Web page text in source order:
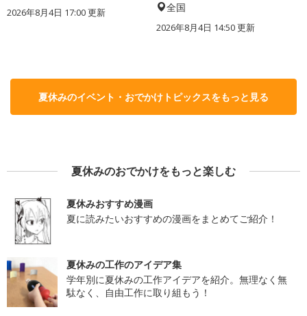
2026年8月4日 17:00更新 全国
2026年8月4日 14:50更新
夏休みのイベント・おでかけトピックスをもっと見る
夏休みのおでかけをもっと楽しむ
夏休みおすすめ漫画
夏に読みたいおすすめの漫画をまとめてご紹介！
夏休みの工作のアイデア集
学年別に夏休みの工作アイデアを紹介。無理なく無
駄なく、自由工作に取り組もう！